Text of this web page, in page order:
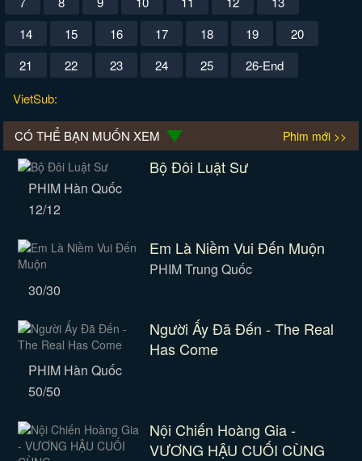
14
15 16 17 18 19
20
21
22 23 24 25
26-End
VietSub:
CÓ THỂ BẠN MUỐN XEM Phim mới >>
Bộ Đôi Luật Sư
PHIM Hàn Quốc
12/12
Em Là Niềm Vui Đến Muộn
PHIM Trung Quốc
30/30
Người Ấy Đã Đến - The Real
Has Come
PHIM Hàn Quốc
50/50
Nội Chiến Hoàng Gia -
VƯƠNG HẬU CUỐI CÙNG